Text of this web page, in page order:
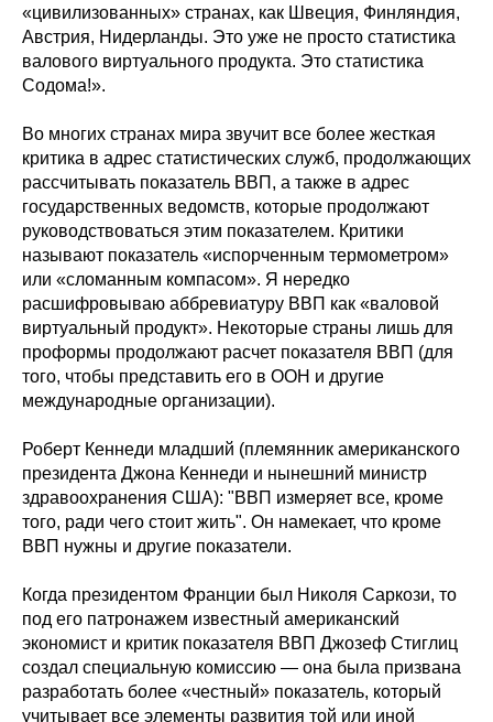
«цивилизованных» странах, как Швеция, Финляндия,
Австрия, Нидерланды. Это уже не просто статистика
валового виртуального продукта. Это статистика
Содома!».
Во многих странах мира звучит все более жесткая
критика в адрес статистических служб, продолжающих
рассчитывать показатель ВВП, а также в адрес
государственных ведомств, которые продолжают
руководствоваться этим показателем. Критики
называют показатель «испорченным термометром»
или «сломанным компасом». Я нередко
расшифровываю аббревиатуру ВВП как «валовой
виртуальный продукт». Некоторые страны лишь для
проформы продолжают расчет показателя ВВП (для
того, чтобы представить его в ООН и другие
международные организации).
Роберт Кеннеди младший (племянник американского
президента Джона Кеннеди и нынешний министр
здравоохранения США): "ВВП измеряет все, кроме
того, ради чего стоит жить". Он намекает, что кроме
ВВП нужны и другие показатели.
Когда президентом Франции был Николя Саркози, то
под его патронажем известный американский
экономист и критик показателя ВВП Джозеф Стиглиц
создал специальную комиссию — она была призвана
разработать более «честный» показатель, который
учитывает все элементы развития той или иной